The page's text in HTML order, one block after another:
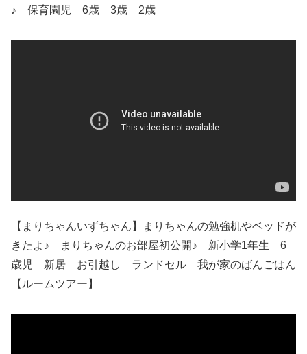
♪ 保育園児 6歳 3歳 2歳
【まりちゃんいずちゃん】まりちゃんの勉強机やベッドが
きたよ♪ まりちゃんのお部屋初公開♪ 新小学1年生 6
歳児 新居 お引越し ランドセル 我が家のばんごはん
【ルームツアー】